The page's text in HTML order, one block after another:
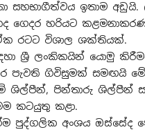
සහභාගීත්වය ඉතාම අඩුයි.
ගෙදර හරියට
රටට විශාල ශක්තියක්.
ශ්‍රී ලංකිකයින් යොමු
පැවති ගිවිසුමක් සමඟයි
ශිල්පීන්, පින්තාරු ශිල්පීන්
කටයුතු කළා.
පුද්ගලික අංශය ඔස්සේද